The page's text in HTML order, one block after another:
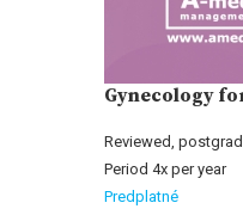
Gynecology
Reviewed,
Period 4x per year
Predplatné